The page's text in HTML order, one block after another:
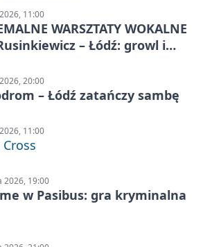
11:00
WARSZTATY WOKALNE
– Łódź: growl i
20:00
– Łódź zatańczy sambę
11:00
Cross
2026, 19:00
w Pasibus: gra kryminalna